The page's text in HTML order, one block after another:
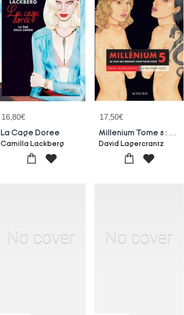
16,80€
La Cage Doree
Camilla Lackberg
17,50€
David Lagercrantz